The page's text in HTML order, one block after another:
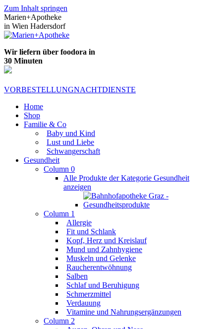
Zum Inhalt springen
Marien+Apotheke
in Wien Hadersdorf
Wir liefern über foodora in
30 Minuten
VORBESTELLUNGNACHTDIENSTE
Home
Shop
Familie & Co
Baby und Kind
Lust und Liebe
Schwangerschaft
Gesundheit
Column 0
Alle Produkte der Kategorie Gesundheit
anzeigen
Column 1
Allergie
Fit und Schlank
Kopf, Herz und Kreislauf
Mund und Zahnhygiene
Muskeln und Gelenke
Raucherentwöhnung
Salben
Schlaf und Beruhigung
Schmerzmittel
Verdauung
Vitamine und Nahrungsergänzungen
Column 2